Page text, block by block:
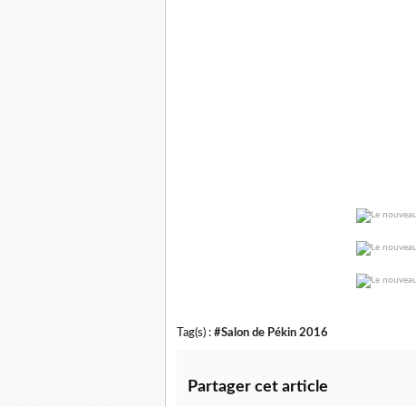
Tag(s) : #Salon de Pékin 2016
Partager cet article